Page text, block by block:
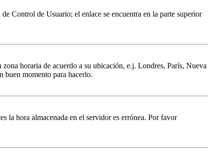
Control de Usuario; el enlace se encuentra en la parte superior
horaria de acuerdo a su ubicación, e.j. Londres, París, Nueva
buen momento para hacerlo.
la hora almacenada en el servidor es errónea. Por favor